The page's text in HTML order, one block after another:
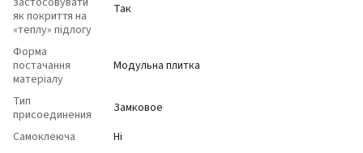
як покриття на
«теплу» підлогу
Так
Форма
постачання
матеріалу
Модульна плитка
Тип
присоединения
Замковое
Самоклеюча
Ні